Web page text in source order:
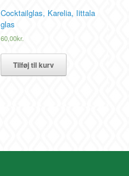
Cocktailglas, Karelia, Iittala
glas
60,00kr.
Tilføj til kurv